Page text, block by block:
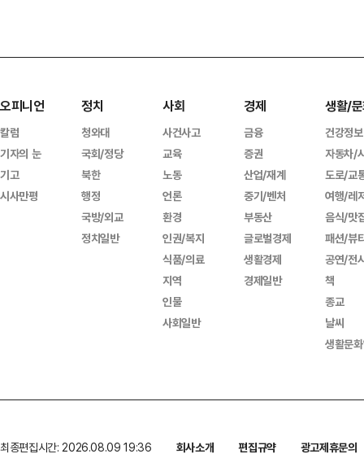
오피니언
칼럼
기자의 눈
기고
시사만평
정치
청와대
국회/정당
북한
행정
국방/외교
정치일반
사회
사건사고
교육
노동
언론
환경
인권/복지
식품/의료
지역
인물
사회일반
경제
금융
증권
산업/재계
중기/벤처
부동산
글로벌경제
생활경제
경제일반
생활/
건강정보
자동차/
도로/교
여행/레
음식/맛
패션/뷰
공연/전
책
종교
날씨
생활문
최종편집시간: 2026.08.09 19:36 회사소개 편집규약 광고제휴문의